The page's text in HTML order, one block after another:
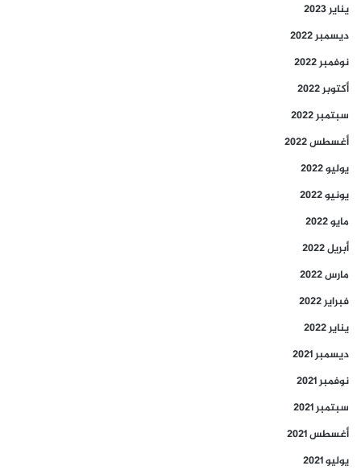
يناير 2023
ديسمبر 2022
نوفمبر 2022
أكتوبر 2022
سبتمبر 2022
أغسطس 2022
يوليو 2022
يونيو 2022
مايو 2022
أبريل 2022
مارس 2022
فبراير 2022
يناير 2022
ديسمبر 2021
نوفمبر 2021
سبتمبر 2021
أغسطس 2021
يوليو 2021